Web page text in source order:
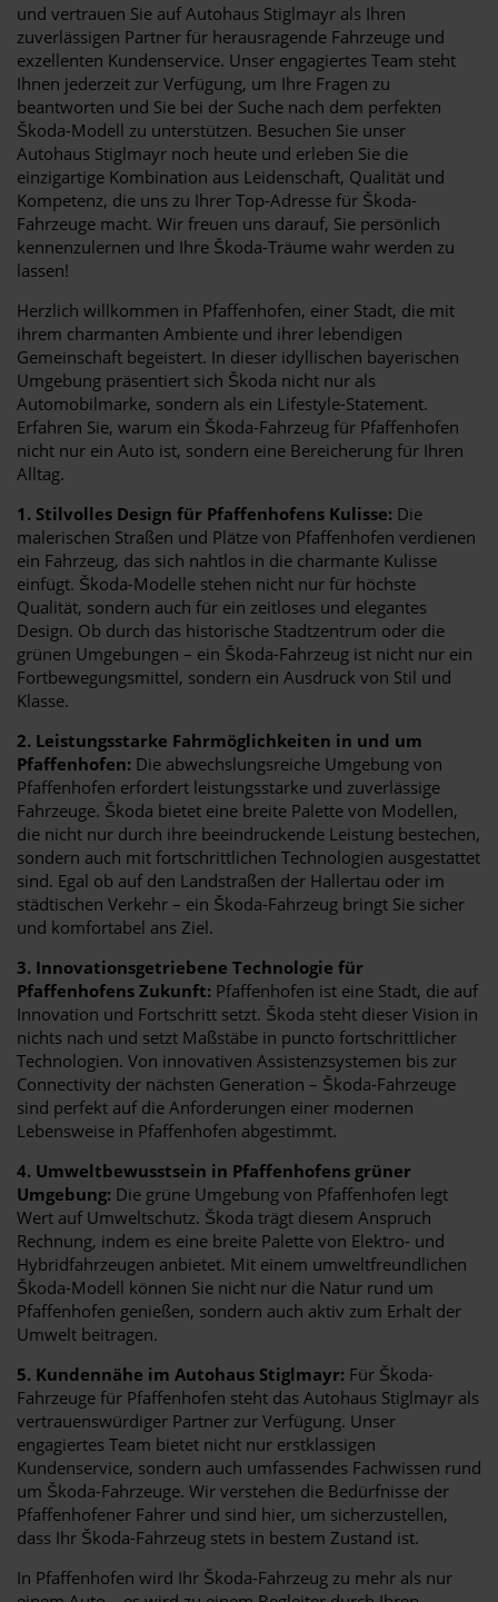
und vertrauen Sie auf Autohaus Stiglmayr als Ihren
zuverlässigen Partner für herausragende Fahrzeuge und
exzellenten Kundenservice. Unser engagiertes Team steht
Ihnen jederzeit zur Verfügung, um Ihre Fragen zu
beantworten und Sie bei der Suche nach dem perfekten
Škoda-Modell zu unterstützen. Besuchen Sie unser
Autohaus Stiglmayr noch heute und erleben Sie die
einzigartige Kombination aus Leidenschaft, Qualität und
Kompetenz, die uns zu Ihrer Top-Adresse für Škoda-
Fahrzeuge macht. Wir freuen uns darauf, Sie persönlich
kennenzulernen und Ihre Škoda-Träume wahr werden zu
lassen!
Herzlich willkommen in Pfaffenhofen, einer Stadt, die mit
ihrem charmanten Ambiente und ihrer lebendigen
Gemeinschaft begeistert. In dieser idyllischen bayerischen
Umgebung präsentiert sich Škoda nicht nur als
Automobilmarke, sondern als ein Lifestyle-Statement.
Erfahren Sie, warum ein Škoda-Fahrzeug für Pfaffenhofen
nicht nur ein Auto ist, sondern eine Bereicherung für Ihren
Alltag.
1. Stilvolles Design für Pfaffenhofens Kulisse: Die
malerischen Straßen und Plätze von Pfaffenhofen verdienen
ein Fahrzeug, das sich nahtlos in die charmante Kulisse
einfügt. Škoda-Modelle stehen nicht nur für höchste
Qualität, sondern auch für ein zeitloses und elegantes
Design. Ob durch das historische Stadtzentrum oder die
grünen Umgebungen – ein Škoda-Fahrzeug ist nicht nur ein
Fortbewegungsmittel, sondern ein Ausdruck von Stil und
Klasse.
2. Leistungsstarke Fahrmöglichkeiten in und um
Pfaffenhofen: Die abwechslungsreiche Umgebung von
Pfaffenhofen erfordert leistungsstarke und zuverlässige
Fahrzeuge. Škoda bietet eine breite Palette von Modellen,
die nicht nur durch ihre beeindruckende Leistung bestechen,
sondern auch mit fortschrittlichen Technologien ausgestattet
sind. Egal ob auf den Landstraßen der Hallertau oder im
städtischen Verkehr – ein Škoda-Fahrzeug bringt Sie sicher
und komfortabel ans Ziel.
3. Innovationsgetriebene Technologie für
Pfaffenhofens Zukunft: Pfaffenhofen ist eine Stadt, die auf
Innovation und Fortschritt setzt. Škoda steht dieser Vision in
nichts nach und setzt Maßstäbe in puncto fortschrittlicher
Technologien. Von innovativen Assistenzsystemen bis zur
Connectivity der nächsten Generation – Škoda-Fahrzeuge
sind perfekt auf die Anforderungen einer modernen
Lebensweise in Pfaffenhofen abgestimmt.
4. Umweltbewusstsein in Pfaffenhofens grüner
Umgebung: Die grüne Umgebung von Pfaffenhofen legt
Wert auf Umweltschutz. Škoda trägt diesem Anspruch
Rechnung, indem es eine breite Palette von Elektro- und
Hybridfahrzeugen anbietet. Mit einem umweltfreundlichen
Škoda-Modell können Sie nicht nur die Natur rund um
Pfaffenhofen genießen, sondern auch aktiv zum Erhalt der
Umwelt beitragen.
5. Kundennähe im Autohaus Stiglmayr: Für Škoda-
Fahrzeuge für Pfaffenhofen steht das Autohaus Stiglmayr als
vertrauenswürdiger Partner zur Verfügung. Unser
engagiertes Team bietet nicht nur erstklassigen
Kundenservice, sondern auch umfassendes Fachwissen rund
um Škoda-Fahrzeuge. Wir verstehen die Bedürfnisse der
Pfaffenhofener Fahrer und sind hier, um sicherzustellen,
dass Ihr Škoda-Fahrzeug stets in bestem Zustand ist.
In Pfaffenhofen wird Ihr Škoda-Fahrzeug zu mehr als nur